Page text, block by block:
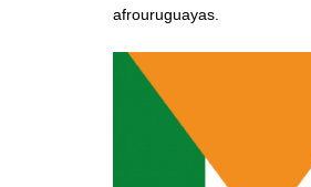
afrouruguayas.